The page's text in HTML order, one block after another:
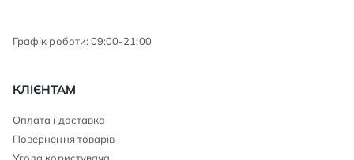
Графік роботи: 09:00-21:00
КЛІЄНТАМ
Оплата і доставка
Повернення товарів